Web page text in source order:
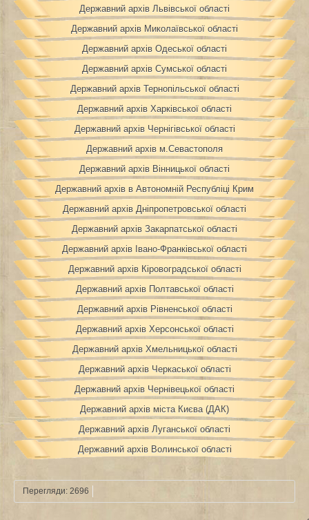
Державний архів Львівської області
Державний архів Миколаївської області
Державний архів Одеської області
Державний архів Сумської області
Державний архів Тернопільської області
Державний архів Харківської області
Державний архів Чернігівської області
Державний архів м.Севастополя
Державний архів Вінницької області
Державний архів в Автономній Республіці Крим
Державний архів Дніпропетровської області
Державний архів Закарпатської області
Державний архів Івано-Франківської області
Державний архів Кіровоградської області
Державний архів Полтавської області
Державний архів Рівненської області
Державний архів Херсонської області
Державний архів Хмельницької області
Державний архів Черкаської області
Державний архів Чернівецької області
Державний архів міста Києва (ДАК)
Державний архів Луганської області
Державний архів Волинської області
Перегляди: 2696